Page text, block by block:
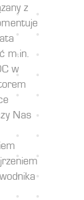
z
m.in.
w
Nas